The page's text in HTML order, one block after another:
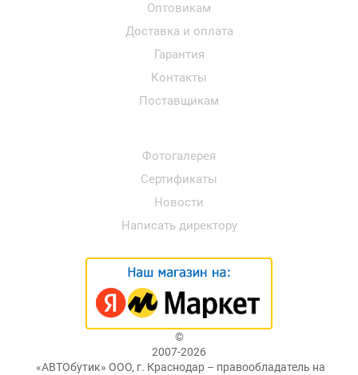
Оптовикам
Доставка и оплата
Гарантия
Контакты
Поставщикам
Фотогалерея
Сертификаты
Новости
Написать директору
©
2007-2026
«АВТОбутик» ООО, г. Краснодар – правообладатель на